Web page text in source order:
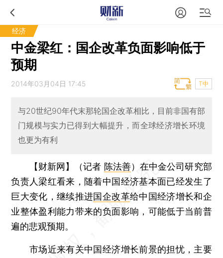
经济
中金梁红：国企改革负面影响低于
预期
2014年03月04日 17:45 T中
与20世纪90年代末那轮国企改革相比，目前非国有部
门规模与实力已得到大幅提升，而全球经济增长环境
也更为有利
【财新网】（记者 陈法善） 在中金公司研究部
负责人梁红看来，随着中国经济基本面已经发生了
巨大变化，继续推进国企改革给中国经济增长和企
业整体盈利能力带来的负面影响，可能低于当前普
遍的悲观预期。
市场近来有关中国经济增长前景的担忧，主要